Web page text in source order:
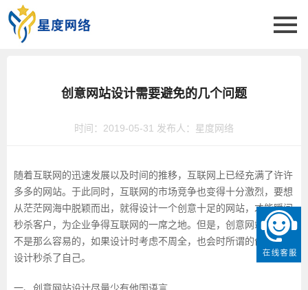
创意网站设计需要避免的几个问题
时间：2019-05-31 发布人：星度网络
随着互联网的迅速发展以及时间的推移，互联网上已经充满了许许
多多的网站。于此同时，互联网的市场竞争也变得十分激烈，要想
从茫茫网海中脱颖而出，就得设计一个创意十足的网站，才能瞬间
秒杀客户，为企业争得互联网的一席之地。但是，创意网站设计也
不是那么容易的，如果设计时考虑不周全，也会时所谓的创意网站
设计秒杀了自己。